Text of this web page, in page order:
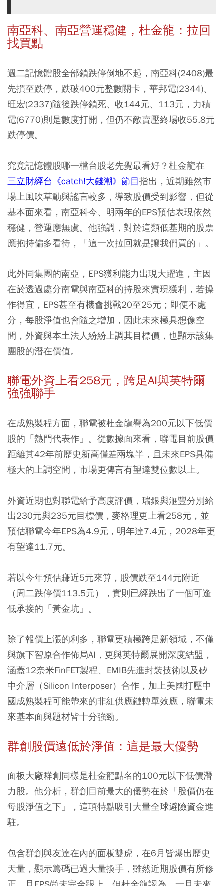
南亞科、南亞營運穩健，杜金龍：拉回
找買點
週二記憶體股全部鎖跌停倒地不起，南亞科(2408)最
先摜至跌停，跌破400元整數關卡，華邦電(2344)、
旺宏(2337)隨後跌停鎖死、收144元、113元，力積
電(6770)則是數度打開，但仍不敵賣壓終場收55.8元
跌停價。
究竟記憶體股哪一檔台股老先覺最看好？杜金龍在
三立財經台《catch!大錢潮》節目指出，近期雖然市
場上風吹草動與謠言較多，導致股價受到影響，但從
基本面來看，南亞科今、明兩年的EPS預估表現依然
穩健，營運應無虞。他強調，對於這類低基期的股票
應抱持偏多看待，「這一次拉回就是讓我們買的」。
此外同集團的南亞，EPS獲利能力出現大躍進，主因
在於透過處分南電與南亞科的持股來實現獲利，若操
作得宜，EPS甚至有機會挑戰20至25元；即便不處
分，每股淨值也會隨之增加，因此未來極具想像空
間，外資與本土法人紛紛上調其目標價，也顯示該集
團股的潛在價值。
聯電外資上看258元，跨足AI與英特爾
強強聯手
在成熟製程方面，聯電被杜金龍譽為200元以下低價
股的「熱門代表作」。從數據面來看，聯電目前股價
距離其42年前歷史新高僅差兩塊半，且未來EPS具備
極大的上調空間，市場更傳言有望達雙位數以上。
外資近期也對聯電給予高度評價，瑞銀與滙豐分別給
出230元與235元目標價，麥格理更上看258元，並
預估聯電今年EPS為4.9元，明年達7.4元，2028年更
有望達11.7元。
若以今年預估賺近5元來算，股價跌至144元附近
（周二跌停價113.5元），實則已經跌出了一個可逢
低承接的「黃金坑」。
除了報價上漲的利多，聯電更積極跨足新領域，不僅
與旗下智原合作佈局AI，更與英特爾展開深度結盟，
涵蓋12奈米FinFET製程、EMIB先進封裝技術以及矽
中介層（Silicon Interposer）合作，加上美國打壓中
國成熟製程可能帶來的非紅供應鏈轉單效應，聯電未
來基本面與題材皆十分強勁。
群創股價遠低於淨值：這是最大優勢
面板大廠群創同樣是杜金龍點名的100元以下低價潛
力股。他分析，群創目前最大的優勢在於「股價仍在
每股淨值之下」，這項特點吸引大量全球避險資金進
駐。
包含群創與友達在內的面板雙虎，在6月皆爆出歷史
天量，顯示籌碼已過大量換手，雖然近期股價有所修
正，且EPS尚未完全跟上，但杜金龍認為，一旦未來